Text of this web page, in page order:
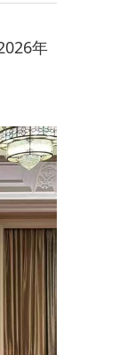
年